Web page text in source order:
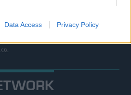
Data Access Privacy Policy
FHEV: Ολοκληρωμένο